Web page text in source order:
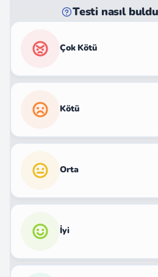
Testi nasıl
Çok Kötü
Kötü
Orta
İyi